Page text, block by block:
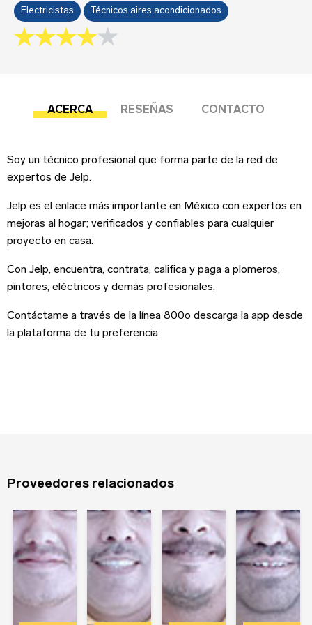
Electricistas Técnicos aires acondicionados
4.0 rating
ACERCA RESEÑAS CONTACTO
Soy un técnico profesional que forma parte de la red de
expertos de Jelp.
Jelp es el enlace más importante en México con expertos en
mejoras al hogar; verificados y confiables para cualquier
proyecto en casa.
Con Jelp, encuentra, contrata, califica y paga a plomeros,
pintores, eléctricos y demás profesionales,
Contáctame a través de la línea 800o descarga la app desde
la plataforma de tu preferencia.
Proveedores relacionados
Submit your review
Correo Electrónico
Sobre tu negocio
Teléfono
Correo Electrónico
¿Olvidaste tu contraseña?
Registrarse